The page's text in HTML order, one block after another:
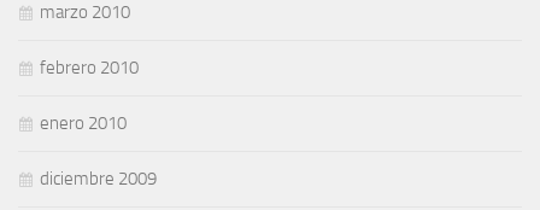
marzo 2010
febrero 2010
enero 2010
diciembre 2009